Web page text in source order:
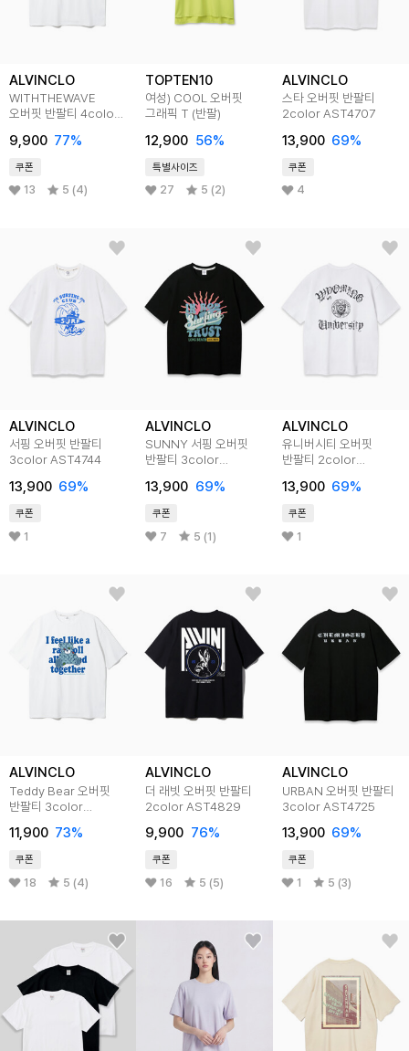
ALVINCLO
WITHTHEWAVE
오버핏 반팔티 4color
9,900 77%
쿠폰
13 5 (4)
TOPTEN10
여성) COOL 오버핏
그래픽 T (반팔)
12,900 56%
특별사이즈
27 5 (2)
ALVINCLO
스타 오버핏 반팔티
2color AST4707
13,900 69%
쿠폰
4
ALVINCLO
서핑 오버핏 반팔티
3color AST4744
13,900 69%
쿠폰
1
ALVINCLO
SUNNY 서핑 오버핏
반팔티 3color
13,900 69%
쿠폰
7 5 (1)
ALVINCLO
유니버시티 오버핏
반팔티 2color
13,900 69%
쿠폰
1
ALVINCLO
Teddy Bear 오버핏
반팔티 3color
11,900 73%
쿠폰
18 5 (4)
ALVINCLO
더 래빗 오버핏 반팔티
2color AST4829
9,900 76%
쿠폰
16 5 (5)
ALVINCLO
URBAN 오버핏 반팔티
3color AST4725
13,900 69%
쿠폰
1 5 (3)